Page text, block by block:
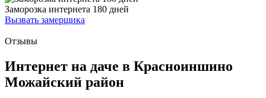
Заморозка интернета 180 дней
Вызвать замерщика
Отзывы
Интернет на даче в Красноиншино
Можайский район